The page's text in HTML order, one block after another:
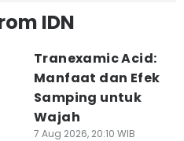
IDN
Tranexamic Acid:
Manfaat dan Efek
Samping untuk
Wajah
7 Aug 2026, 20:10 WIB